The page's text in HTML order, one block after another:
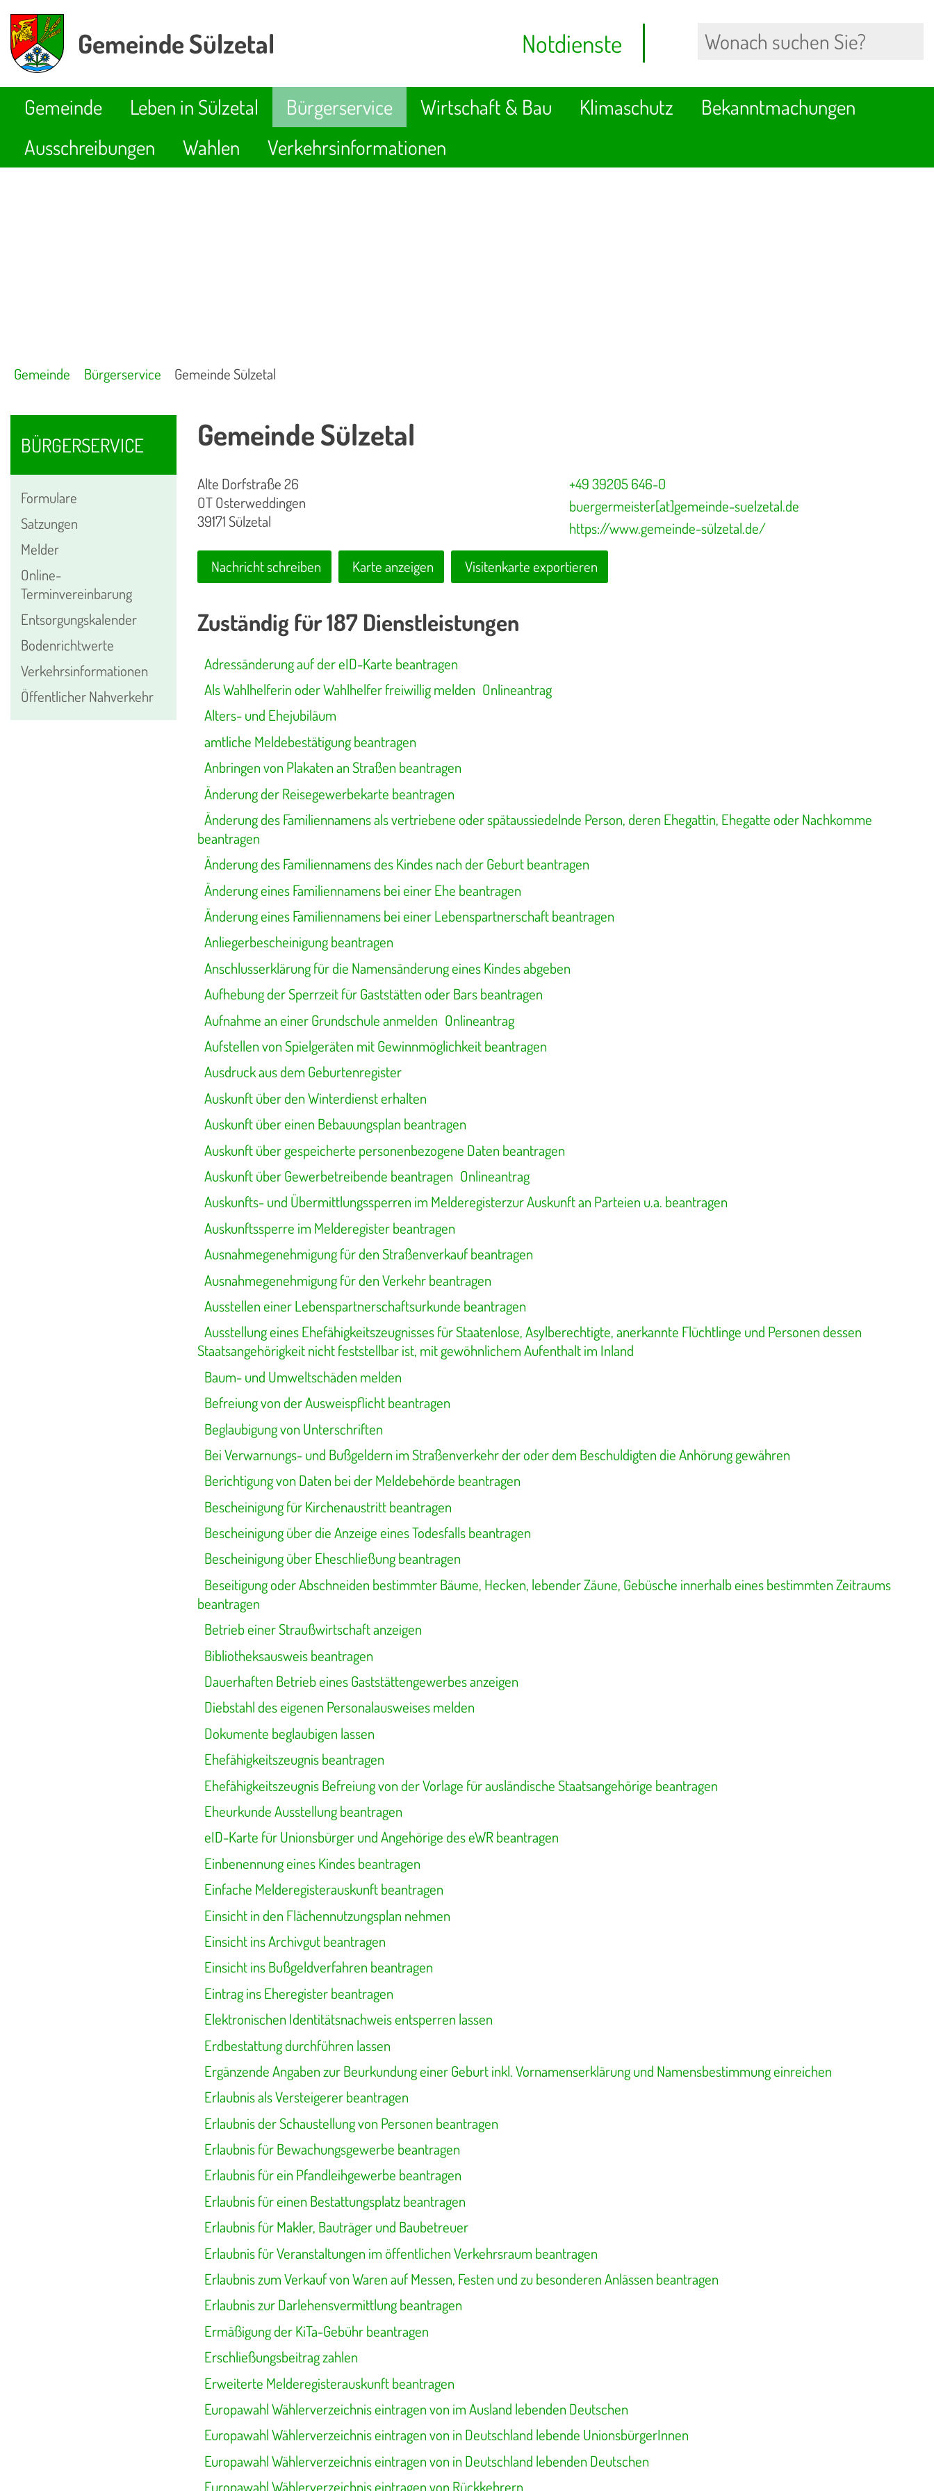
Gemeinde Sülzetal Notdienste
Gemeinde Leben in Sülzetal Bürgerservice Wirtschaft & Bau Klimaschutz
Bekanntmachungen
Ausschreibungen
Wahlen Verkehrsinformationen
Gemeinde Bürgerservice Gemeinde Sülzetal
BÜRGERSERVICE
Formulare
Satzungen
Melder
Online-
Terminvereinbarung
Entsorgungskalender
Bodenrichtwerte
Verkehrsinformationen
Öffentlicher Nahverkehr
Gemeinde Sülzetal
Alte Dorfstraße 26
OT Osterweddingen
39171 Sülzetal
+49 39205 646-0
buergermeister[at]gemeinde-suelzetal.de
https://www.gemeinde-sülzetal.de/
Nachricht schreiben Karte anzeigen Visitenkarte exportieren
Zuständig für 187 Dienstleistungen
Adressänderung auf der eID-Karte beantragen
Als Wahlhelferin oder Wahlhelfer freiwillig melden Onlineantrag
Alters- und Ehejubiläum
amtliche Meldebestätigung beantragen
Anbringen von Plakaten an Straßen beantragen
Änderung der Reisegewerbekarte beantragen
Änderung des Familiennamens als vertriebene oder spätaussiedelnde Person, deren Ehegattin, Ehegatte oder Nachkomme
beantragen
Änderung des Familiennamens des Kindes nach der Geburt beantragen
Änderung eines Familiennamens bei einer Ehe beantragen
Änderung eines Familiennamens bei einer Lebenspartnerschaft beantragen
Anliegerbescheinigung beantragen
Anschlusserklärung für die Namensänderung eines Kindes abgeben
Aufhebung der Sperrzeit für Gaststätten oder Bars beantragen
Aufnahme an einer Grundschule anmelden Onlineantrag
Aufstellen von Spielgeräten mit Gewinnmöglichkeit beantragen
Ausdruck aus dem Geburtenregister
Auskunft über den Winterdienst erhalten
Auskunft über einen Bebauungsplan beantragen
Auskunft über gespeicherte personenbezogene Daten beantragen
Auskunft über Gewerbetreibende beantragen Onlineantrag
Auskunfts- und Übermittlungssperren im Melderegisterzur Auskunft an Parteien u.a. beantragen
Auskunftssperre im Melderegister beantragen
Ausnahmegenehmigung für den Straßenverkauf beantragen
Ausnahmegenehmigung für den Verkehr beantragen
Ausstellen einer Lebenspartnerschaftsurkunde beantragen
Ausstellung eines Ehefähigkeitszeugnisses für Staatenlose, Asylberechtigte, anerkannte Flüchtlinge und Personen dessen
Staatsangehörigkeit nicht feststellbar ist, mit gewöhnlichem Aufenthalt im Inland
Baum- und Umweltschäden melden
Befreiung von der Ausweispflicht beantragen
Beglaubigung von Unterschriften
Bei Verwarnungs- und Bußgeldern im Straßenverkehr der oder dem Beschuldigten die Anhörung gewähren
Berichtigung von Daten bei der Meldebehörde beantragen
Bescheinigung für Kirchenaustritt beantragen
Bescheinigung über die Anzeige eines Todesfalls beantragen
Bescheinigung über Eheschließung beantragen
Beseitigung oder Abschneiden bestimmter Bäume, Hecken, lebender Zäune, Gebüsche innerhalb eines bestimmten Zeitraums
beantragen
Betrieb einer Straußwirtschaft anzeigen
Bibliotheksausweis beantragen
Dauerhaften Betrieb eines Gaststättengewerbes anzeigen
Diebstahl des eigenen Personalausweises melden
Dokumente beglaubigen lassen
Ehefähigkeitszeugnis beantragen
Ehefähigkeitszeugnis Befreiung von der Vorlage für ausländische Staatsangehörige beantragen
Eheurkunde Ausstellung beantragen
eID-Karte für Unionsbürger und Angehörige des eWR beantragen
Einbenennung eines Kindes beantragen
Einfache Melderegisterauskunft beantragen
Einsicht in den Flächennutzungsplan nehmen
Einsicht ins Archivgut beantragen
Einsicht ins Bußgeldverfahren beantragen
Eintrag ins Eheregister beantragen
Elektronischen Identitätsnachweis entsperren lassen
Erdbestattung durchführen lassen
Ergänzende Angaben zur Beurkundung einer Geburt inkl. Vornamenserklärung und Namensbestimmung einreichen
Erlaubnis als Versteigerer beantragen
Erlaubnis der Schaustellung von Personen beantragen
Erlaubnis für Bewachungsgewerbe beantragen
Erlaubnis für ein Pfandleihgewerbe beantragen
Erlaubnis für einen Bestattungsplatz beantragen
Erlaubnis für Makler, Bauträger und Baubetreuer
Erlaubnis für Veranstaltungen im öffentlichen Verkehrsraum beantragen
Erlaubnis zum Verkauf von Waren auf Messen, Festen und zu besonderen Anlässen beantragen
Erlaubnis zur Darlehensvermittlung beantragen
Ermäßigung der KiTa-Gebühr beantragen
Erschließungsbeitrag zahlen
Erweiterte Melderegisterauskunft beantragen
Europawahl Wählerverzeichnis eintragen von im Ausland lebenden Deutschen
Europawahl Wählerverzeichnis eintragen von in Deutschland lebende UnionsbürgerInnen
Europawahl Wählerverzeichnis eintragen von in Deutschland lebenden Deutschen
Europawahl Wählerverzeichnis eintragen von Rückkehrern